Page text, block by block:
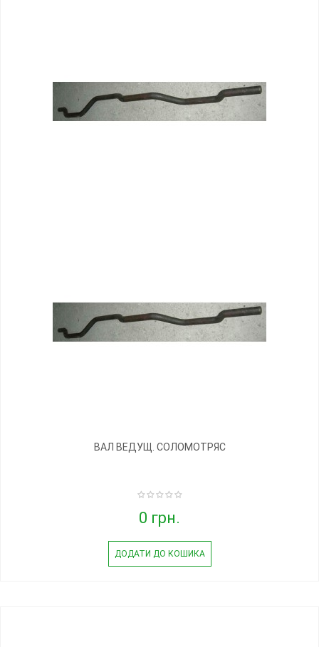
ВАЛ ВЕДУЩ. СОЛОМОТРЯС
0 грн.
ДОДАТИ ДО КОШИКА